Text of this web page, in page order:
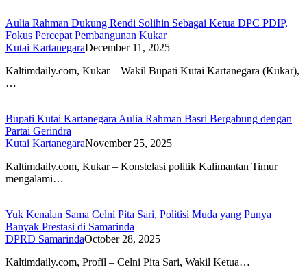
Aulia Rahman Dukung Rendi Solihin Sebagai Ketua DPC PDIP,
Fokus Percepat Pembangunan Kukar
Kutai KartanegaraDecember 11, 2025
Kaltimdaily.com, Kukar – Wakil Bupati Kutai Kartanegara (Kukar),
…
Bupati Kutai Kartanegara Aulia Rahman Basri Bergabung dengan
Partai Gerindra
Kutai KartanegaraNovember 25, 2025
Kaltimdaily.com, Kukar – Konstelasi politik Kalimantan Timur
mengalami…
Yuk Kenalan Sama Celni Pita Sari, Politisi Muda yang Punya
Banyak Prestasi di Samarinda
DPRD SamarindaOctober 28, 2025
Kaltimdaily.com, Profil – Celni Pita Sari, Wakil Ketua…